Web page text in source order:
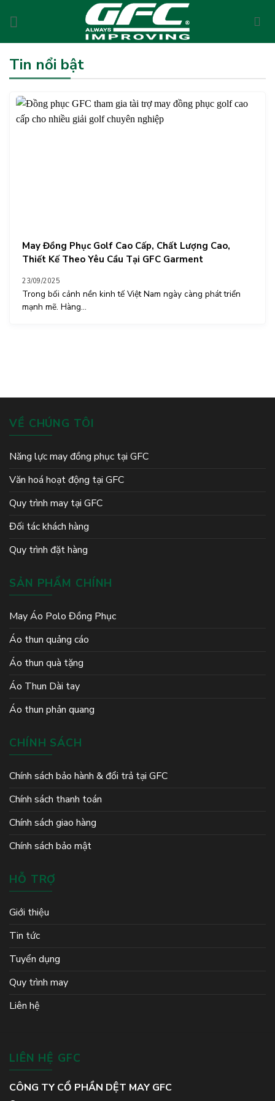
Tin nổi bật
May Đồng Phục Golf Cao Cấp, Chất Lượng Cao,
Thiết Kế Theo Yêu Cầu Tại GFC Garment
23/09/2025
Trong bối cảnh nền kinh tế Việt Nam ngày càng phát triển
mạnh mẽ. Hàng...
VỀ CHÚNG TÔI
Năng lực may đồng phục tại GFC
Văn hoá hoạt động tại GFC
Quy trình may tại GFC
Đối tác khách hàng
Quy trình đặt hàng
SẢN PHẨM CHÍNH
May Áo Polo Đồng Phục
Áo thun quảng cáo
Áo thun quà tặng
Áo Thun Dài tay
Áo thun phản quang
CHÍNH SÁCH
Chính sách bảo hành & đổi trả tại GFC
Chính sách thanh toán
Chính sách giao hàng
Chính sách bảo mật
HỖ TRỢ
Giới thiệu
Tin tức
Tuyển dụng
Quy trình may
Liên hệ
LIÊN HỆ GFC
CÔNG TY CỔ PHẦN DỆT MAY GFC